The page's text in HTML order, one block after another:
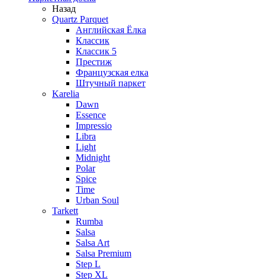
Назад
Quartz Parquet
Английская Ёлка
Классик
Классик 5
Престиж
Французская елка
Штучный паркет
Karelia
Dawn
Essence
Impressio
Libra
Light
Midnight
Polar
Spice
Time
Urban Soul
Tarkett
Rumba
Salsa
Salsa Art
Salsa Premium
Step L
Step XL